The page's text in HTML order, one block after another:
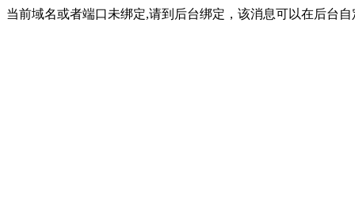
当前域名或者端口未绑定,请到后台绑定，该消息可以在后台自